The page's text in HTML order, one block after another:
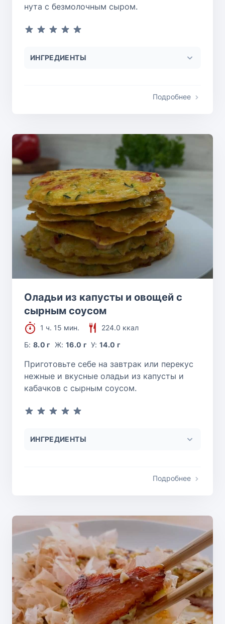
нута с безмолочным сыром.
ИНГРЕДИЕНТЫ
Подробнее
Оладьи из капусты и овощей с
сырным соусом
1 ч. 15 мин.
224.0 ккал
Б:8.0 г Ж: 16.0 г У:14.0 г
Приготовьте себе на завтрак или перекус
нежные и вкусные оладьи из капусты и
кабачков с сырным соусом.
ИНГРЕДИЕНТЫ
Подробнее